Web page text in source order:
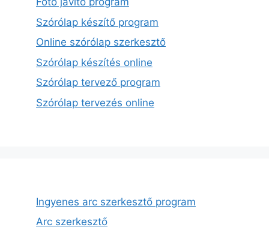
Szórólap készítő program
Online szórólap szerkesztő
Szórólap készítés online
Szórólap tervező program
Szórólap tervezés online
Ingyenes arc szerkesztő program
Arc szerkesztő